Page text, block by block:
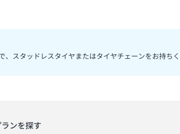
スタッドレスタイヤまたはタイヤチェーンをお持ちく
ンを探す